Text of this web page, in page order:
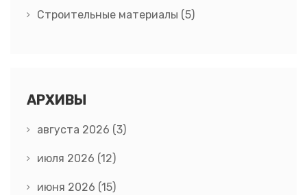
Строительные материалы (5)
АРХИВЫ
августа 2026 (3)
июля 2026 (12)
июня 2026 (15)